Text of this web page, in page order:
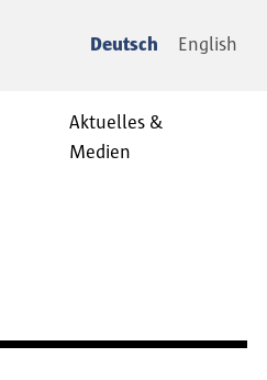
Deutsch English
Aktuelles &
Medien